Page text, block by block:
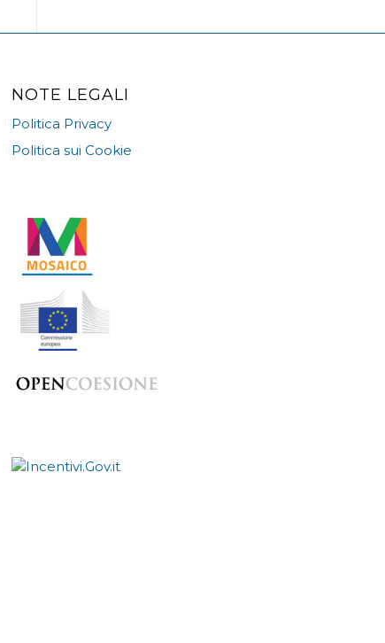
NOTE LEGALI
Politica Privacy
Politica sui Cookie